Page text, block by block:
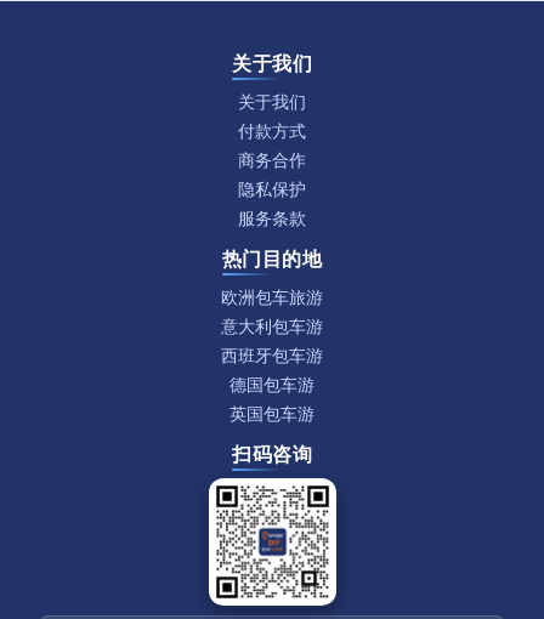
关于我们
关于我们
付款方式
商务合作
隐私保护
服务条款
热门目的地
欧洲包车旅游
意大利包车游
西班牙包车游
德国包车游
英国包车游
扫码咨询